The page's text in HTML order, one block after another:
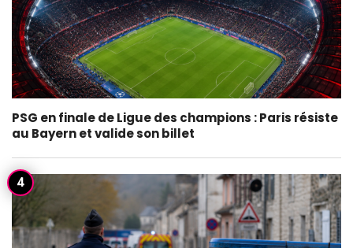
PSG en finale de Ligue des champions : Paris résiste
au Bayern et valide son billet